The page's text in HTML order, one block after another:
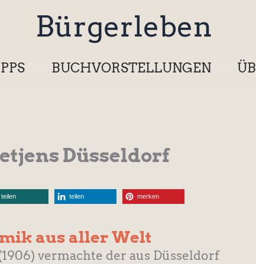
Bürgerleben
BUCHVORSTELLUNGEN
Düsseldorf
teilen teilen merken
aus aller Welt
vermachte der aus Düsseldorf